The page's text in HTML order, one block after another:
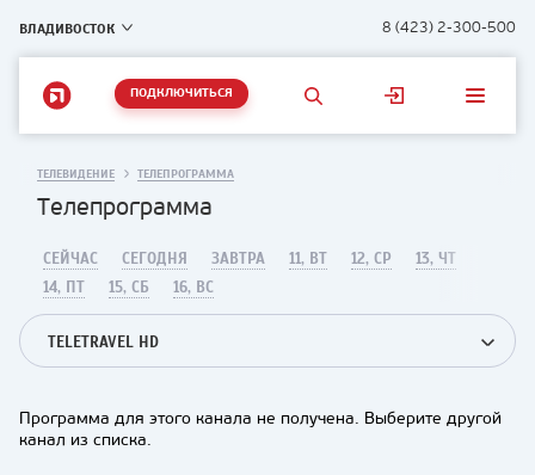
ВЛАДИВОСТОК 8 (423) 2-300-500
ПОДКЛЮЧИТЬСЯ
ТЕЛЕВИДЕНИЕ ТЕЛЕПРОГРАММА
Телепрограмма
СЕЙЧАС СЕГОДНЯ ЗАВТРА 11, ВТ 12, СР
13, ЧТ
14, ПТ
15, СБ 16, ВС
TELETRAVEL HD
Программа для этого канала не получена. Выберите другой
канал из списка.